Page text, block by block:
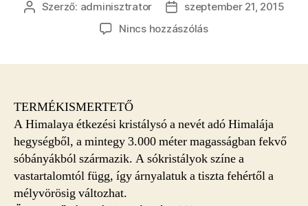
Bejegyzés
Szerző: adminisztrator
Bejegyzés
dátuma
szeptember 21, 2015
Nincs hozzászólása(z)
TERMÉKISMERTETŐ
A Himalaya étkezési kristálysó a nevét adó Himalája
hegységből, a mintegy 3.000 méter magasságban fekvő
sóbányákból származik. A sókristályok színe a
vastartalomtól függ, így árnyalatuk a tiszta fehértől a
mélyvörösig változhat.